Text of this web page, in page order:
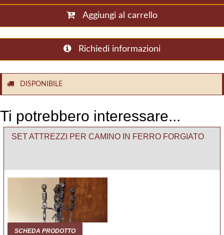
Aggiungi al carrello
Richiedi informazioni
DISPONIBILE
Ti potrebbero interessare...
SET ATTREZZI PER CAMINO IN FERRO FORGIATO
SCHEDA PRODOTTO